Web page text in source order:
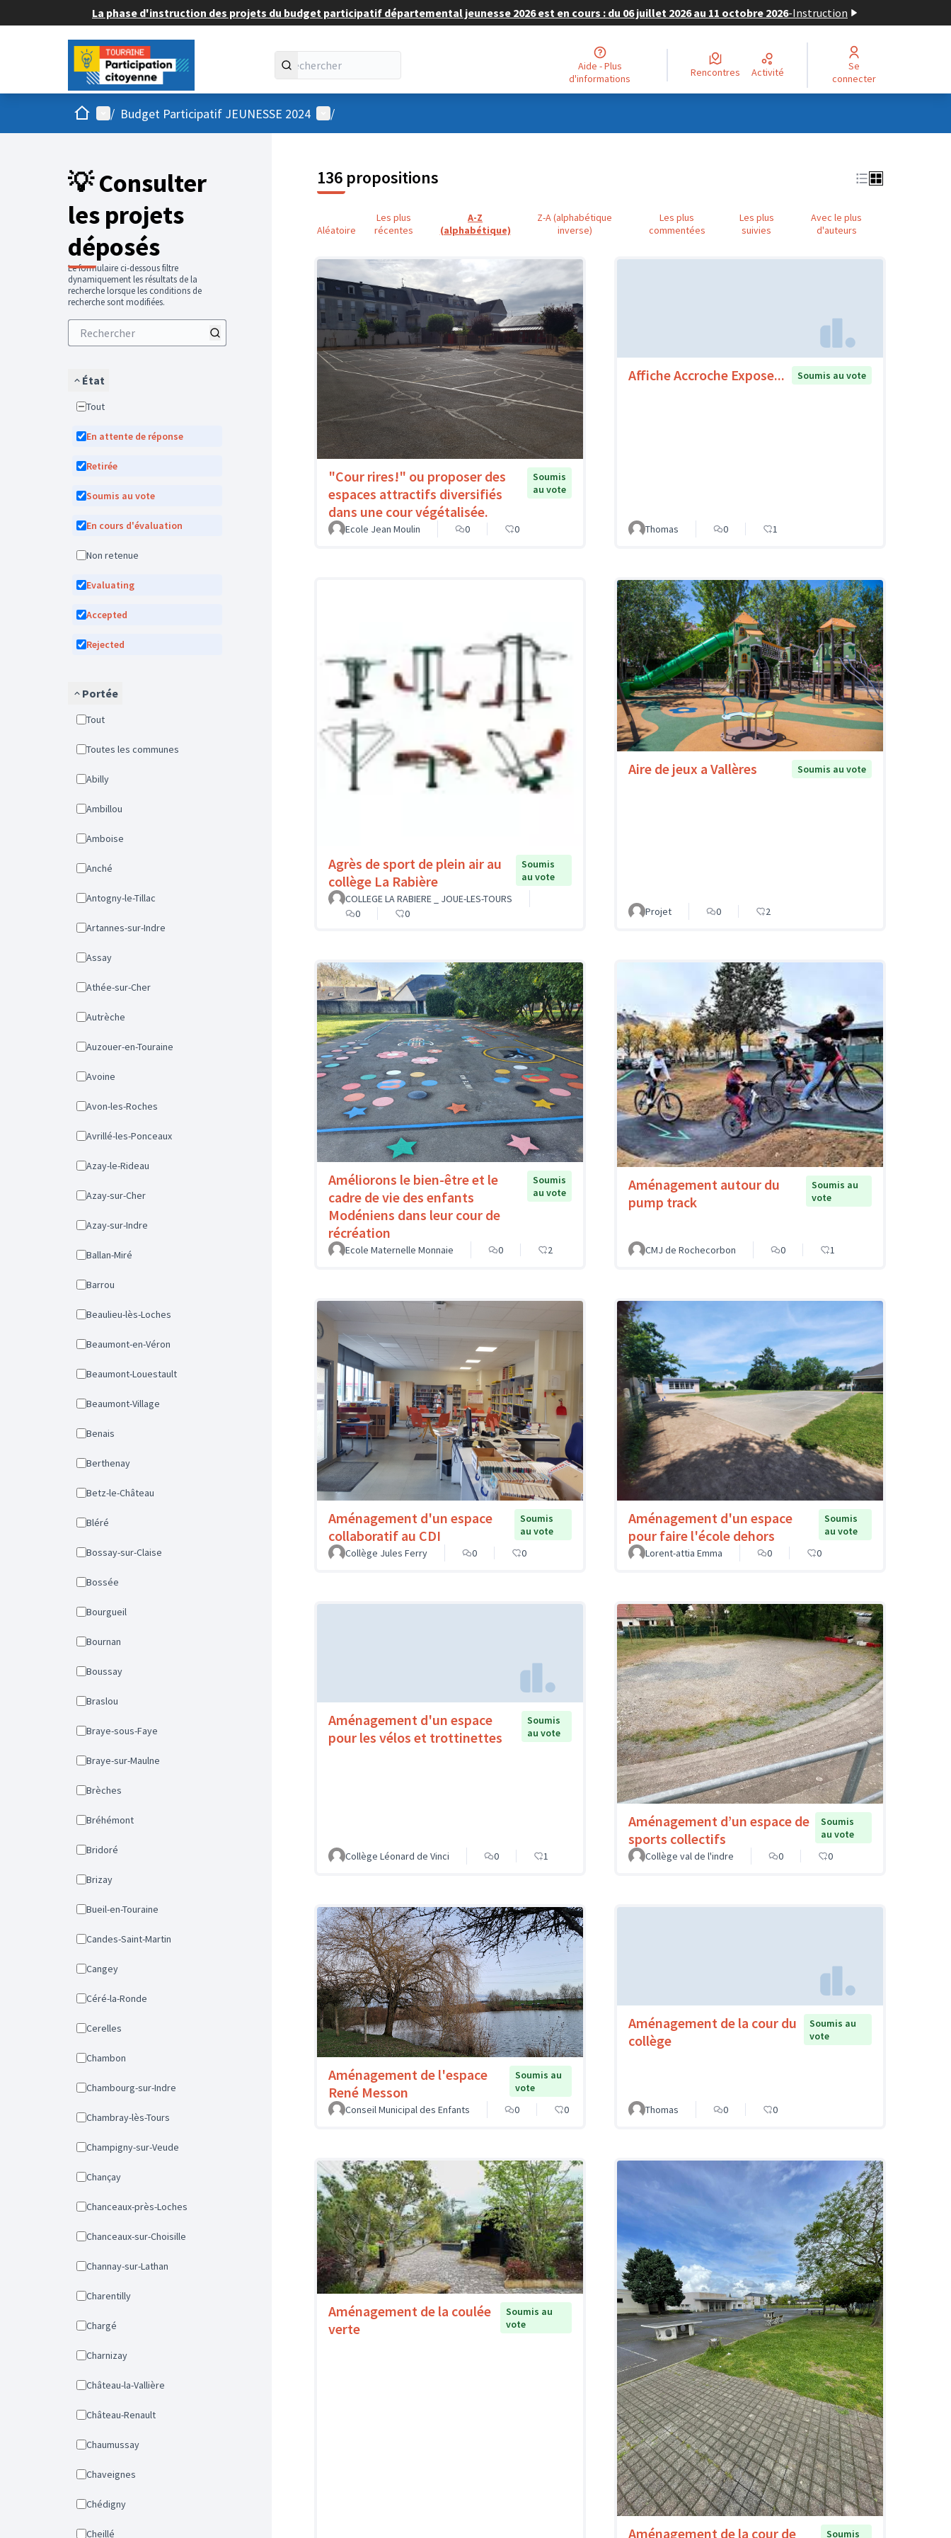
La phase d'instruction des projets du budget participatif départemental jeunesse 2026 est en cours : du 06 juillet 2026 au 11 octobre 2026-Instruction
Aide - Plus
d'informations
Rencontres Activité
Se
connecter
AccueilMenu principal
/ Budget Participatif JEUNESSE 2024 Menu utilisateur
/
💡 Consulter
les projets
déposés
Le formulaire ci-dessous filtre
dynamiquement les résultats de la
recherche lorsque les conditions de
recherche sont modifiées.
État
Tout
En attente de réponse
Retirée
Soumis au vote
En cours d'évaluation
Non retenue
Evaluating
Accepted
Rejected
Portée
Tout
Toutes les communes
Abilly
Ambillou
Amboise
Anché
Antogny-le-Tillac
Artannes-sur-Indre
Assay
Athée-sur-Cher
Autrèche
Auzouer-en-Touraine
Avoine
Avon-les-Roches
Avrillé-les-Ponceaux
Azay-le-Rideau
Azay-sur-Cher
Azay-sur-Indre
Ballan-Miré
Barrou
Beaulieu-lès-Loches
Beaumont-en-Véron
Beaumont-Louestault
Beaumont-Village
Benais
Berthenay
Betz-le-Château
Bléré
Bossay-sur-Claise
Bossée
Bourgueil
Bournan
Boussay
Braslou
Braye-sous-Faye
Braye-sur-Maulne
Brèches
Bréhémont
Bridoré
Brizay
Bueil-en-Touraine
Candes-Saint-Martin
Cangey
Céré-la-Ronde
Cerelles
Chambon
Chambourg-sur-Indre
Chambray-lès-Tours
Champigny-sur-Veude
Chançay
Chanceaux-près-Loches
Chanceaux-sur-Choisille
Channay-sur-Lathan
Charentilly
Chargé
Charnizay
Château-la-Vallière
Château-Renault
Chaumussay
Chaveignes
Chédigny
Cheillé
136 propositions
Aléatoire
Les plus
récentes
A-Z
(alphabétique)
Z-A (alphabétique
inverse)
Les plus
commentées
Les plus
suivies
Avec le plus
d'auteurs
"Cour rires!" ou proposer des
espaces attractifs diversifiés
dans une cour végétalisée.
Soumis
au vote
Ecole Jean Moulin 0 0
Affiche Accroche Expose... Soumis au vote
Thomas 0 1
Agrès de sport de plein air au
collège La Rabière
Soumis
au vote
COLLEGE LA RABIERE _ JOUE-LES-TOURS
0
0
Aire de jeux a Vallères Soumis au vote
Projet 0 2
Améliorons le bien-être et le
cadre de vie des enfants
Modéniens dans leur cour de
récréation
Soumis
au vote
Ecole Maternelle Monnaie 0 2
Aménagement autour du
pump track
Soumis au
vote
CMJ de Rochecorbon 0 1
Aménagement d'un espace
collaboratif au CDI
Soumis
au vote
Collège Jules Ferry
0 0
Aménagement d'un espace
pour faire l'école dehors
Soumis
au vote
Lorent-attia Emma
0 0
Aménagement d'un espace
pour les vélos et trottinettes
Soumis
au vote
Collège Léonard de Vinci 0 1
Aménagement d’un espace de
sports collectifs
Soumis
au vote
Collège val de l'indre
0 0
Aménagement de l'espace
René Messon
Soumis au
vote
Conseil Municipal des Enfants
0 0
Aménagement de la cour du
collège
Soumis au
vote
Thomas 0 0
Aménagement de la coulée
verte
Soumis au
vote
Aménagement de la cour de Soumis